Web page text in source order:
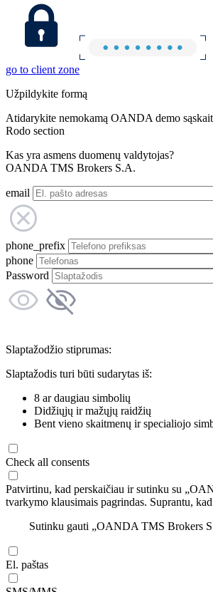
go to client zone
Užpildykite formą
Atidarykite nemokamą OANDA demo
Rodo section
Kas yra asmens duomenų valdytojas?
OANDA TMS Brokers S.A.
email
phone_prefix
phone
Password
Slaptažodžio stiprumas:
Slaptažodis turi būti sudarytas iš:
8 ar daugiau simbolių
Didžiųjų ir mažųjų raidžių
Bent vieno skaitmenų ir specialiojo
Check all consents
Patvirtinu, kad perskaičiau ir sutinku su
tvarkymo klausimais pagrindas. Suprantu,
Sutinku gauti „OANDA TMS Brokers
El. paštas